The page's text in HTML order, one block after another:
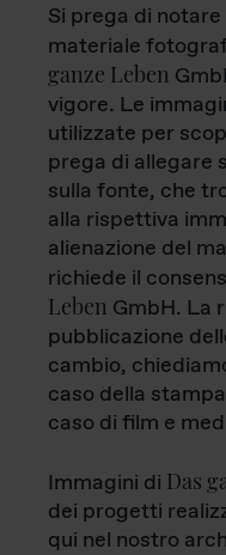
Si prega di
materiale
ganze Leben
vigore. Le
utilizzate per
prega di allegare
sulla fonte, che
alla rispettiva
alienazione del
richiede il
Leben GmbH. La
pubblicazione
cambio,
caso della
caso di film e
Immagini di Das
dei progetti
qui nel nostro